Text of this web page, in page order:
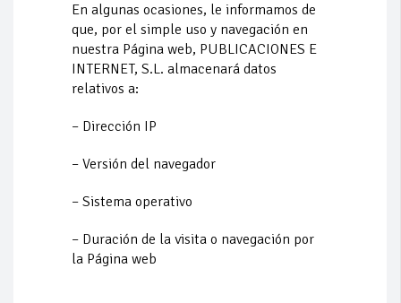
En algunas ocasiones, le informamos de
que, por el simple uso y navegación en
nuestra Página web, PUBLICACIONES E
INTERNET, S.L. almacenará datos
relativos a:
– Dirección IP
– Versión del navegador
– Sistema operativo
– Duración de la visita o navegación por
la Página web